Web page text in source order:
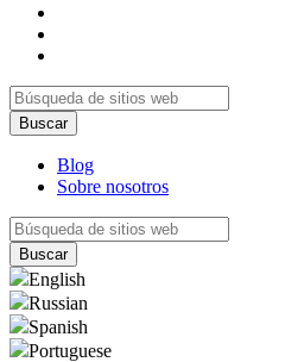
Blog
Sobre nosotros
English
Russian
Spanish
Portuguese